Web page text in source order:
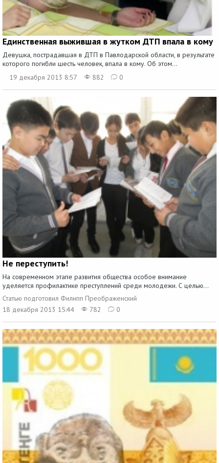
Единственная выжившая в жутком ДТП впала в кому
Девушка, пострадавшая в ДТП в Павлодарской области, в результате
которого погибли шесть человек, впала в кому. Об этом...
19 декабря 2013 8:57
882 0
Не переступить!
На современном этапе развития общества особое внимание
уделяется профилактике преступлений среди молодежи. С целью...
Статью подготовил Филипп Преображенский
18 декабря 2013 15:44
782 0